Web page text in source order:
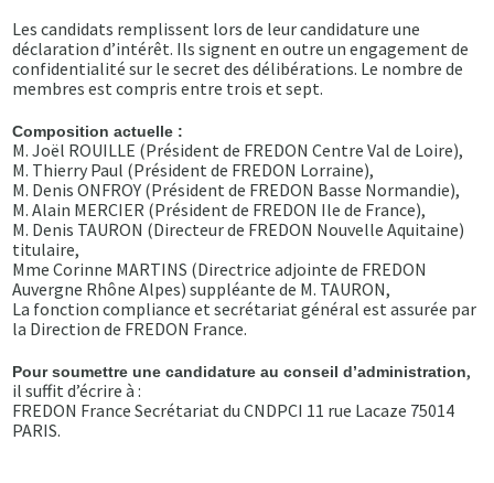
Les candidats remplissent lors de leur candidature une
déclaration d’intérêt. Ils signent en outre un engagement de
confidentialité sur le secret des délibérations. Le nombre de
membres est compris entre trois et sept.
Composition actuelle :
M. Joël ROUILLE (Président de FREDON Centre Val de Loire),
M. Thierry Paul (Président de FREDON Lorraine),
M. Denis ONFROY (Président de FREDON Basse Normandie),
M. Alain MERCIER (Président de FREDON Ile de France),
M. Denis TAURON (Directeur de FREDON Nouvelle Aquitaine)
titulaire,
Mme Corinne MARTINS (Directrice adjointe de FREDON
Auvergne Rhône Alpes) suppléante de M. TAURON,
La fonction compliance et secrétariat général est assurée par
la Direction de FREDON France.
Pour soumettre une candidature au conseil d’administration,
il suffit d’écrire à :
FREDON France Secrétariat du CNDPCI 11 rue Lacaze 75014
PARIS.